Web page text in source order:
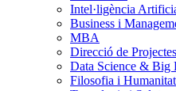
Intel·ligència
Business i
MBA
Direcció de Projectes
Data Science & Big
Filosofia i